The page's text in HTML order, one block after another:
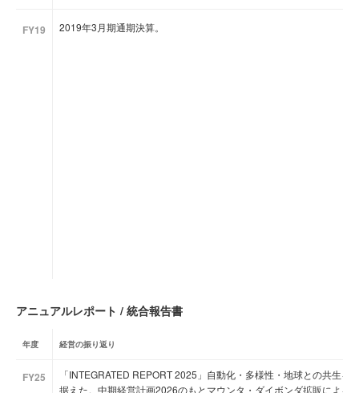
FY19 2019年3月期通期決算。
アニュアルレポート / 統合報告書
年度 経営の振り返り
FY25
「INTEGRATED REPORT 2025」自動化・多様性・地球との共生
据えた。中期経営計画2026のもとマウンタ・ダイボンダ拡販による